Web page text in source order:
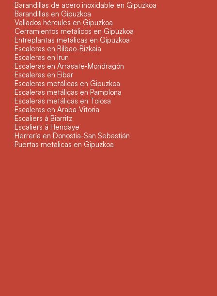
Barandillas de acero inoxidable en Gipuzkoa
Barandillas en Gipuzkoa
Vallados hércules en Gipuzkoa
Cerramientos metálicos en Gipuzkoa
Entreplantas metálicas en Gipuzkoa
Escaleras en Bilbao-Bizkaia
Escaleras en Irun
Escaleras en Arrasate-Mondragón
Escaleras en Eibar
Escaleras metálicas en Gipuzkoa
Escaleras metálicas en Pamplona
Escaleras metálicas en Tolosa
Escaleras en Araba-Vitoria
Escaliers á Biarritz
Escaliers á Hendaye
Herrería en Donostia-San Sebastián
Puertas metálicas en Gipuzkoa